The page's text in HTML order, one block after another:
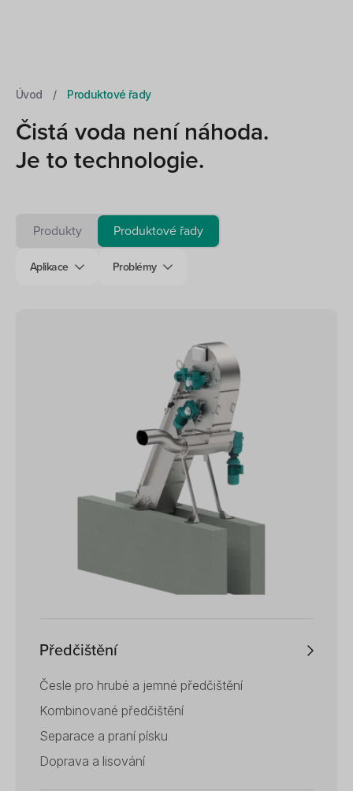
Úvod / Produktové řady
Čistá voda není náhoda.
Je to technologie.
Aplikace Problémy
Produkty Produktové řady
Předčištění
Česle pro hrubé a jemné předčištění
Kombinované předčištění
Separace a praní písku
Doprava a lisování